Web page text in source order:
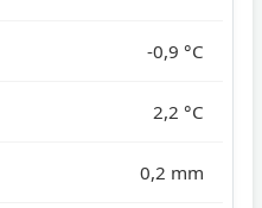
-0,9 °C
2,2 °C
0,2 mm